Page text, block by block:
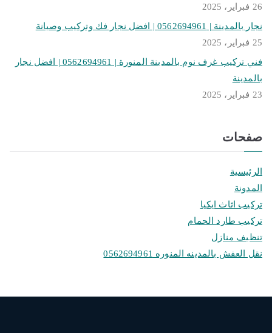
26 فبراير، 2025
نجار بالمدينة | 0562694961 | افضل نجار فك وتركيب وصيانة
25 فبراير، 2025
فني تركيب غرف نوم بالمدينة المنورة | 0562694961 | افضل نجار
بالمدينة
23 فبراير، 2025
صفحات
الرئيسية
المدونة
تركيب اثاث ايكيا
تركيب طارد الحمام
تنظيف منازل
نقل العفش بالمدينه المنوره 0562694961